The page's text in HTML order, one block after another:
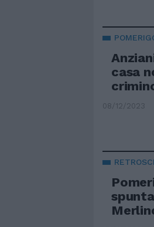
casa
08/12/2023